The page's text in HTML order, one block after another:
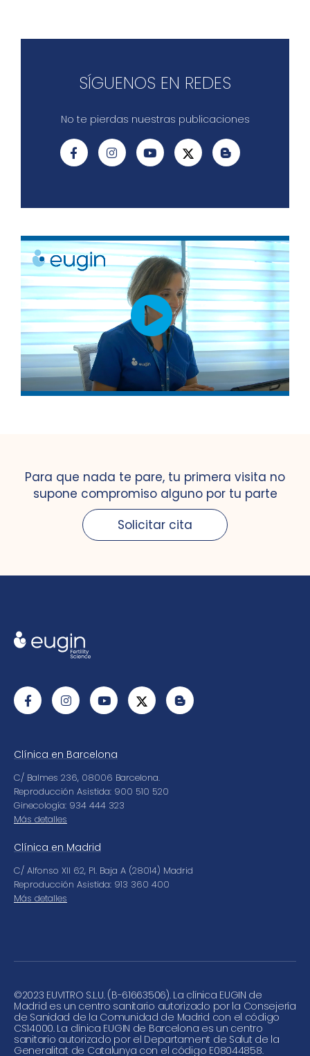
SÍGUENOS EN REDES
No te pierdas nuestras publicaciones
Para que nada te pare, tu primera visita no
supone compromiso alguno por tu parte
Solicitar cita
Clínica en Barcelona
C/ Balmes 236, 08006 Barcelona.
Reproducción Asistida: 900 510 520
Ginecología: 934 444 323
Más detalles
Clínica en Madrid
C/ Alfonso XII 62, Pl. Baja A (28014) Madrid
Reproducción Asistida: 913 360 400
Más detalles
©2023 EUVITRO S.L.U. (B-61663506). La clínica EUGIN de
Madrid es un centro sanitario autorizado por la Consejería
de Sanidad de la Comunidad de Madrid con el código
CS14000. La clínica EUGIN de Barcelona es un centro
sanitario autorizado por el Departament de Salut de la
Generalitat de Catalunya con el código E08044858.